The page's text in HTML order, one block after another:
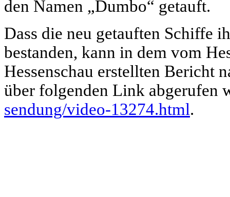
den Namen „Dumbo“ getauft.
Dass die neu getauften Schiffe
bestanden, kann in dem vom
Hessenschau erstellten Bericht
über folgenden Link abgerufen
sendung/video-13274.html.